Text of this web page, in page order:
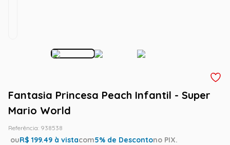
Fantasia Princesa Peach Infantil - Super
Mario World
Referência: 938538
ouR$ 199.49 à vistacom5% de Descontono PIX.